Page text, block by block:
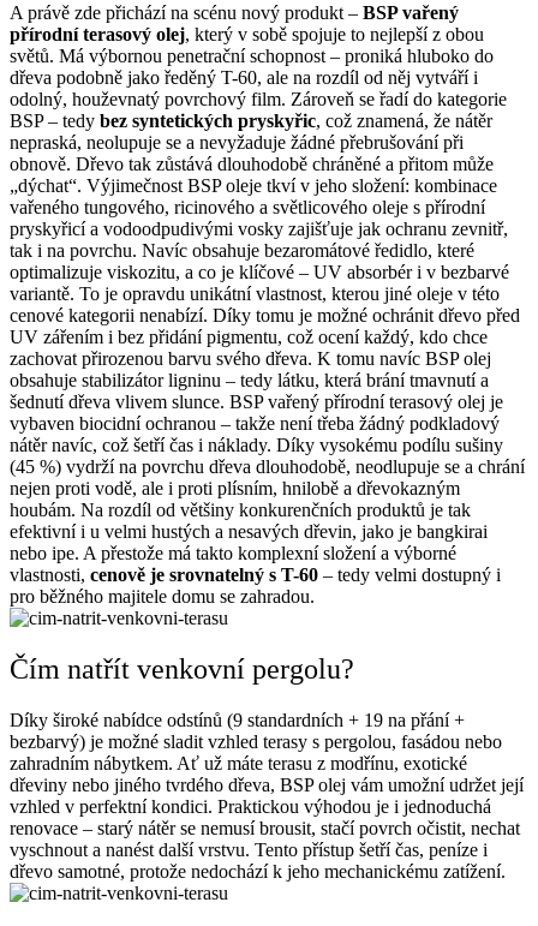
A právě zde přichází na scénu nový produkt – BSP vařený
přírodní terasový olej, který v sobě spojuje to nejlepší z obou
světů. Má výbornou penetrační schopnost – proniká hluboko do
dřeva podobně jako ředěný T-60, ale na rozdíl od něj vytváří i
odolný, houževnatý povrchový film. Zároveň se řadí do kategorie
BSP – tedy bez syntetických pryskyřic, což znamená, že nátěr
nepraská, neolupuje se a nevyžaduje žádné přebrušování při
obnově. Dřevo tak zůstává dlouhodobě chráněné a přitom může
„dýchat“. Výjimečnost BSP oleje tkví v jeho složení: kombinace
vařeného tungového, ricinového a světlicového oleje s přírodní
pryskyřicí a vodoodpudivými vosky zajišťuje jak ochranu zevnitř,
tak i na povrchu. Navíc obsahuje bezaromátové ředidlo, které
optimalizuje viskozitu, a co je klíčové – UV absorbér i v bezbarvé
variantě. To je opravdu unikátní vlastnost, kterou jiné oleje v této
cenové kategorii nenabízí. Díky tomu je možné ochránit dřevo před
UV zářením i bez přidání pigmentu, což ocení každý, kdo chce
zachovat přirozenou barvu svého dřeva. K tomu navíc BSP olej
obsahuje stabilizátor ligninu – tedy látku, která brání tmavnutí a
šednutí dřeva vlivem slunce. BSP vařený přírodní terasový olej je
vybaven biocidní ochranou – takže není třeba žádný podkladový
nátěr navíc, což šetří čas i náklady. Díky vysokému podílu sušiny
(45 %) vydrží na povrchu dřeva dlouhodobě, neodlupuje se a chrání
nejen proti vodě, ale i proti plísním, hnilobě a dřevokazným
houbám. Na rozdíl od většiny konkurenčních produktů je tak
efektivní i u velmi hustých a nesavých dřevin, jako je bangkirai
nebo ipe. A přestože má takto komplexní složení a výborné
vlastnosti, cenově je srovnatelný s T-60 – tedy velmi dostupný i
pro běžného majitele domu se zahradou.
Čím natřít venkovní pergolu?
Díky široké nabídce odstínů (9 standardních + 19 na přání +
bezbarvý) je možné sladit vzhled terasy s pergolou, fasádou nebo
zahradním nábytkem. Ať už máte terasu z modřínu, exotické
dřeviny nebo jiného tvrdého dřeva, BSP olej vám umožní udržet její
vzhled v perfektní kondici. Praktickou výhodou je i jednoduchá
renovace – starý nátěr se nemusí brousit, stačí povrch očistit, nechat
vyschnout a nanést další vrstvu. Tento přístup šetří čas, peníze i
dřevo samotné, protože nedochází k jeho mechanickému zatížení.